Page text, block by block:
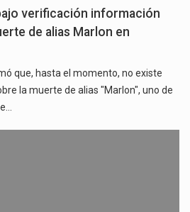
verificación información
de alias Marlon en
que, hasta el momento, no existe
la muerte de alias "Marlon", uno de